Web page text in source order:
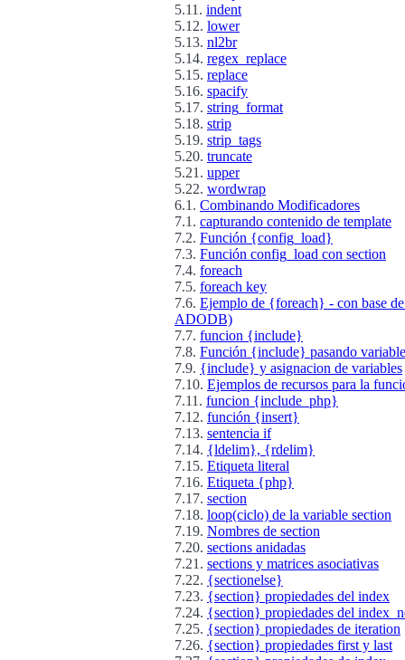
5.11. indent
5.12. lower
5.13. nl2br
5.14. regex_replace
5.15. replace
5.16. spacify
5.17. string_format
5.18. strip
5.19. strip_tags
5.20. truncate
5.21. upper
5.22. wordwrap
6.1. Combinando Modificadores
7.1. capturando contenido de template
7.2. Función {config_load}
7.3. Función config_load con section
7.4. foreach
7.5. foreach key
7.6. Ejemplo de {foreach} - con base
ADODB)
7.7. funcion {include}
7.8. Función {include} pasando
7.9. {include} y asignacion de variables
7.10. Ejemplos de recursos para la
7.11. funcion {include_php}
7.12. función {insert}
7.13. sentencia if
7.14. {ldelim}, {rdelim}
7.15. Etiqueta literal
7.16. Etiqueta {php}
7.17. section
7.18. loop(ciclo) de la variable section
7.19. Nombres de section
7.20. sections anidadas
7.21. sections y matrices asociativas
7.22. {sectionelse}
7.23. {section} propiedades del index
7.24. {section} propiedades del
7.25. {section} propiedades de iteration
7.26. {section} propiedades first y last